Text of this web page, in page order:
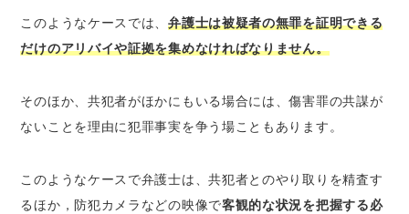
このようなケースでは、弁護士は被疑者の無罪を証明できる
だけのアリバイや証拠を集めなければなりません。
そのほか、共犯者がほかにもいる場合には、傷害罪の共謀が
ないことを理由に犯罪事実を争う場こともあります。
このようなケースで弁護士は、共犯者とのやり取りを精査す
るほか，防犯カメラなどの映像で客観的な状況を把握する必